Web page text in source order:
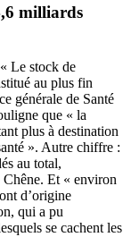
milliards
Le stock de
au plus fin
générale de Santé
que « la
plus à destination
». Autre chiffre :
au total,
Et « environ
d’origine
qui a pu
se cachent les